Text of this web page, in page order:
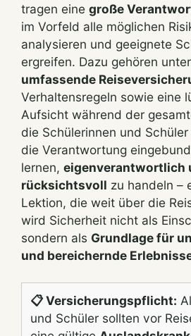
tragen eine große
im Vorfeld alle möglichen
analysieren und geeignete
ergreifen. Dazu gehören
umfassende
Verhaltensregeln sowie eine
Aufsicht während der
die Schülerinnen und
die Verantwortung
lernen, eigenverantwortlich
rücksichtsvoll zu handeln –
Lektion, die weit über die
wird Sicherheit nicht als
sondern als Grundlage für
und bereichernde
📋 Versicherungspflicht:
und Schüler sollten vor